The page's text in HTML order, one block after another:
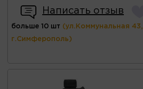
Написать отзыв
больше 10 шт (ул.Коммунальная 43,
г.Симферополь)